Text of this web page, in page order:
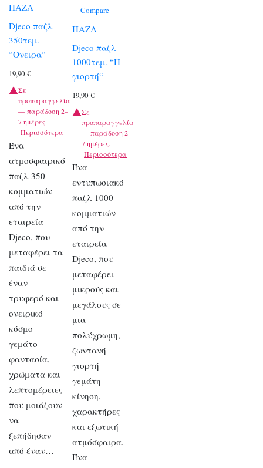
ΠΑΖΛ
Djeco παζλ
350τεμ.
“Όνειρα“
19,90 €
Σε
προπαραγγελία
— παράδοση 2–
7 ημέρες.
Περισσότερα
Ένα
ατμοσφαιρικό
παζλ 350
κομματιών
από την
εταιρεία
Djeco, που
μεταφέρει τα
παιδιά σε
έναν
τρυφερό και
ονειρικό
κόσμο
γεμάτο
φαντασία,
χρώματα και
λεπτομέρειες
που μοιάζουν
να
ξεπήδησαν
από έναν…
Compare
ΠΑΖΛ
Djeco παζλ
1000τεμ. “Η
γιορτή“
19,90€
Σε
προπαραγγελία
— παράδοση 2–
7 ημέρες.
Περισσότερα
Ένα
εντυπωσιακό
παζλ 1000
κομματιών
από την
εταιρεία
Djeco, που
μεταφέρει
μικρούς και
μεγάλους σε
μια
πολύχρωμη,
ζωντανή
γιορτή
γεμάτη
κίνηση,
χαρακτήρες
και εξωτική
ατμόσφαιρα.
Ένα